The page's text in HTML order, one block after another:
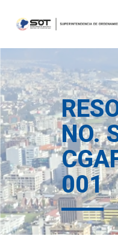
NO.
001